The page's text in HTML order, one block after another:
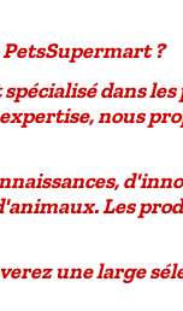
?
dans
expertise, nous
Les
une large